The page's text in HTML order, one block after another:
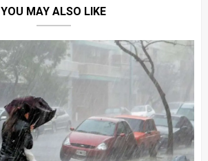
YOU MAY ALSO LIKE